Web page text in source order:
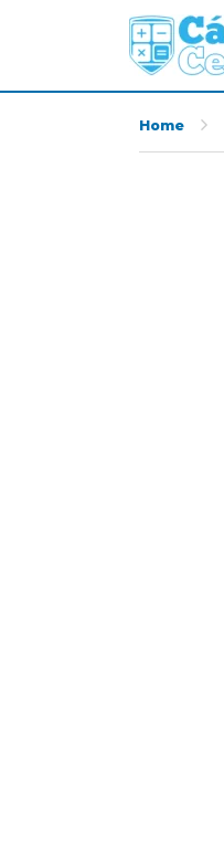
Home